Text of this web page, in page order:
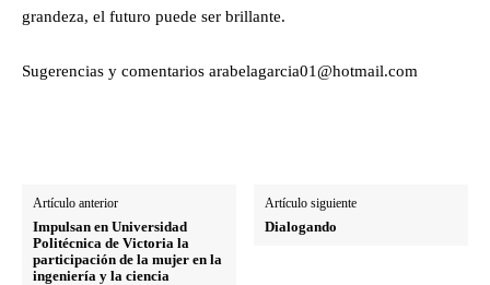
grandeza, el futuro puede ser brillante.
Sugerencias y comentarios arabelagarcia01@hotmail.com
Artículo anterior
Impulsan en Universidad
Politécnica de Victoria la
participación de la mujer en la
ingeniería y la ciencia
Artículo siguiente
Dialogando